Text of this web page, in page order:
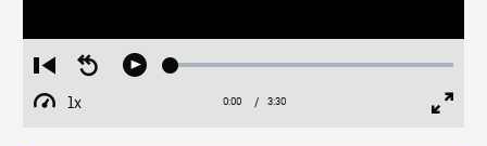
Restart
from
beginning
Seek
Play Loaded:
1x
Playback
Current
0:00 / Duration
3:30